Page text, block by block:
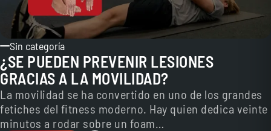
Sin categoría
¿SE PUEDEN PREVENIR LESIONES
GRACIAS A LA MOVILIDAD?
La movilidad se ha convertido en uno de los grandes
fetiches del fitness moderno. Hay quien dedica veinte
minutos a rodar sobre un foam…